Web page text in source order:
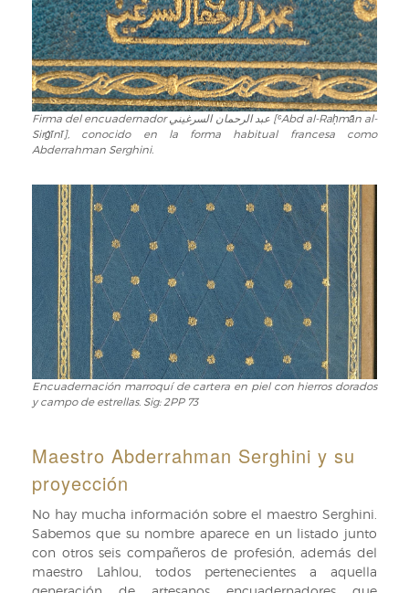
Firma
del
encuadernador
الرحمان
السرغيني
[ʿAbd
Raḥmān
al-
Sirġīnī],
conocido
en
forma
habitual
como
Abderrahman
Serghini.
Firma del encuadernador عبد الرحمان السرغيني [ʿAbd al-Raḥmān al-
Sirġīnī], conocido en la forma habitual francesa como
Abderrahman Serghini.
Encuadernación
marroquí
cartera
en
piel
hierros
dorados
y
campo
Encuadernación marroquí de cartera en piel con hierros dorados
y campo de estrellas. Sig: 2PP 73
Maestro Abderrahman Serghini y su
proyección
No hay mucha información sobre el maestro Serghini.
Sabemos que su nombre aparece en un listado junto
con otros seis compañeros de profesión, además del
maestro Lahlou, todos pertenecientes a aquella